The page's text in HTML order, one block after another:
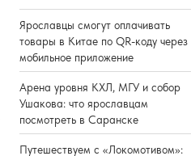
Ярославцы смогут оплачивать
товары в Китае по QR-коду через
мобильное приложение
Арена уровня КХЛ, МГУ и собор
Ушакова: что ярославцам
посмотреть в Саранске
Путешествуем с «Локомотивом»: